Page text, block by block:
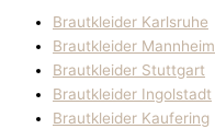
Brautkleider Karlsruhe
Brautkleider Mannheim
Brautkleider Stuttgart
Brautkleider Ingolstadt
Brautkleider Kaufering